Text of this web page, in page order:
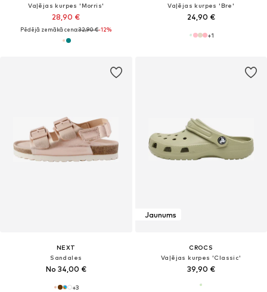
Vaļējas kurpes 'Morris'
28,90 €
Pēdējā zemākā cena:32,90 €-12%
Vaļējas kurpes 'Bre'
24,90 €
+1
NEXT
Sandales
No 34,00 €
+3
Jaunums
CROCS
Vaļējas kurpes 'Classic'
39,90 €